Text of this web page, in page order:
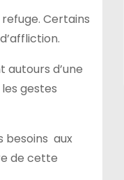
Certains
d’une
gestes
besoins aux
de cette